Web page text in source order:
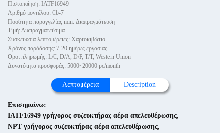
Πιστοποίηση: IATF16949
Αριθμό μοντέλου: Cb-7
Ποσότητα παραγγελίας min: Διαπραγμάτευση
Τιμή: Διαπραγματεύσιμα
Συσκευασία λεπτομέρειες: Χαρτοκιβώτιο
Χρόνος παράδοσης: 7-20 ημέρες εργασίας
Όροι πληρωμής: L/C, D/A, D/P, T/T, Western Union
Δυνατότητα προσφοράς: 5000~20000 pc/month
Λεπτομέρεια Description
Επισημαίνω:
IATF16949 γρήγορος συζευκτήρας αέρα απελευθέρωσης,
NPT γρήγορος συζευκτήρας αέρα απελευθέρωσης,